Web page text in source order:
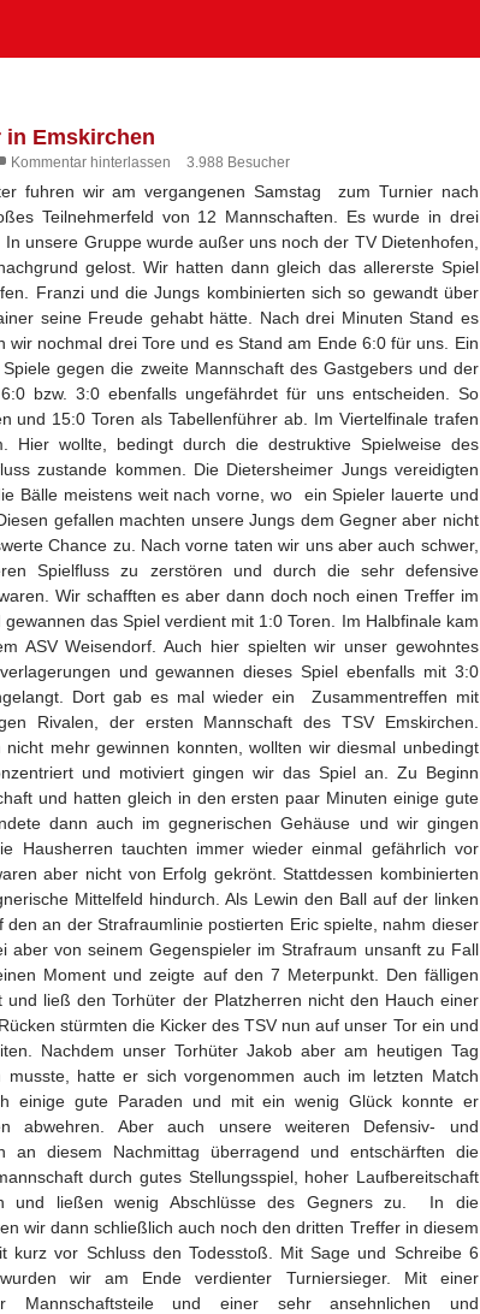
in Emskirchen
Kommentar hinterlassen 3.988 Besucher
fuhren wir am vergangenen Samstag zum Turnier nach
Teilnehmerfeld von 12 Mannschaften. Es wurde in drei
unsere Gruppe wurde außer uns noch der TV Dietenhofen,
gelost. Wir hatten dann gleich das allererste Spiel
Franzi und die Jungs kombinierten sich so gewandt über
seine Freude gehabt hätte. Nach drei Minuten Stand es
wir nochmal drei Tore und es Stand am Ende 6:0 für uns. Ein
gegen die zweite Mannschaft des Gastgebers und der
bzw. 3:0 ebenfalls ungefährdet für uns entscheiden. So
und 15:0 Toren als Tabellenführer ab. Im Viertelfinale trafen
Hier wollte, bedingt durch die destruktive Spielweise des
zustande kommen. Die Dietersheimer Jungs vereidigten
Bälle meistens weit nach vorne, wo ein Spieler lauerte und
gefallen machten unsere Jungs dem Gegner aber nicht
Chance zu. Nach vorne taten wir uns aber auch schwer,
Spielfluss zu zerstören und durch die sehr defensive
Wir schafften es aber dann doch noch einen Treffer im
das Spiel verdient mit 1:0 Toren. Im Halbfinale kam
ASV Weisendorf. Auch hier spielten wir unser gewohntes
und gewannen dieses Spiel ebenfalls mit 3:0
Dort gab es mal wieder ein Zusammentreffen mit
Rivalen, der ersten Mannschaft des TSV Emskirchen.
mehr gewinnen konnten, wollten wir diesmal unbedingt
und motiviert gingen wir das Spiel an. Zu Beginn
und hatten gleich in den ersten paar Minuten einige gute
dann auch im gegnerischen Gehäuse und wir gingen
Hausherren tauchten immer wieder einmal gefährlich vor
aber nicht von Erfolg gekrönt. Stattdessen kombinierten
Mittelfeld hindurch. Als Lewin den Ball auf der linken
an der Strafraumlinie postierten Eric spielte, nahm dieser
von seinem Gegenspieler im Strafraum unsanft zu Fall
Moment und zeigte auf den 7 Meterpunkt. Den fälligen
ließ den Torhüter der Platzherren nicht den Hauch einer
stürmten die Kicker des TSV nun auf unser Tor ein und
Nachdem unser Torhüter Jakob aber am heutigen Tag
musste, hatte er sich vorgenommen auch im letzten Match
einige gute Paraden und mit ein wenig Glück konnte er
abwehren. Aber auch unsere weiteren Defensiv- und
an diesem Nachmittag überragend und entschärften die
durch gutes Stellungsspiel, hoher Laufbereitschaft
und ließen wenig Abschlüsse des Gegners zu. In die
wir dann schließlich auch noch den dritten Treffer in diesem
kurz vor Schluss den Todesstoß. Mit Sage und Schreibe 6
wir am Ende verdienter Turniersieger. Mit einer
Mannschaftsteile und einer sehr ansehnlichen und